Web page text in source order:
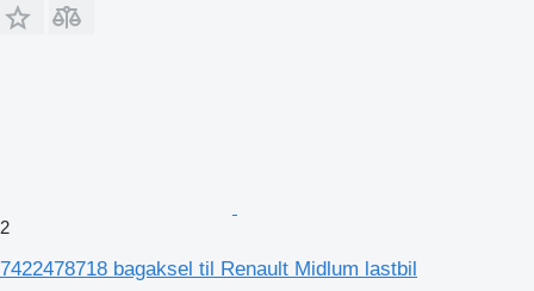
2
7422478718 bagaksel til Renault Midlum lastbil